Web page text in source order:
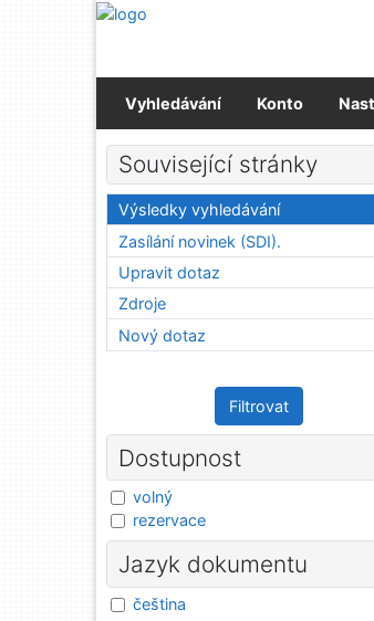
Přejít na obsah
Vyhledávání Konto
Související stránky
Výsledky vyhledávání
Zasílání novinek (SDI).
Upravit dotaz
Zdroje
Nový dotaz
Filtrovat
Dostupnost
volný
rezervace
Jazyk dokumentu
čeština